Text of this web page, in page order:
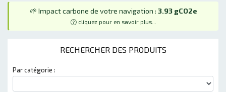
🌱 Impact carbone de votre navigation : 3.93 gCO2e
cliquez pour en savoir plus...
RECHERCHER DES PRODUITS
Par catégorie :